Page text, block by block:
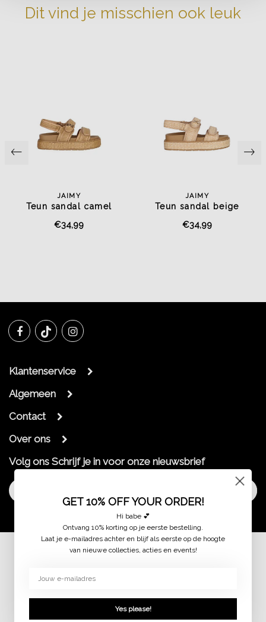
Dit vind je misschien ook leuk
JAIMY
Teun sandal camel
€34,99
JAIMY
Teun sandal beige
€34,99
Klantenservice
Algemeen
Contact
Over ons
Volg ons Schrijf je in voor onze nieuwsbrief
GET 10% OFF YOUR ORDER!
Hi babe 💕
Ontvang 10% korting op je eerste bestelling.
Laat je e-mailadres achter en blijf als eerste op de hoogte
van nieuwe collecties, acties en events!
Yes please!